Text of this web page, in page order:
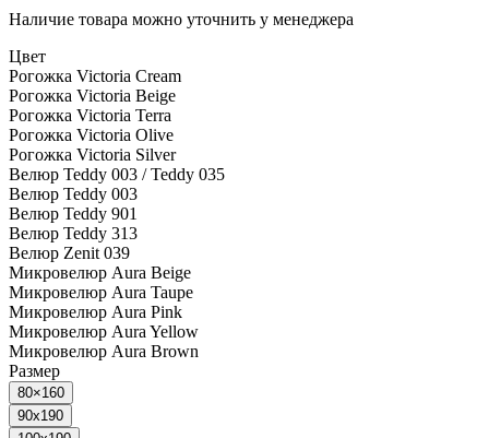
Наличие товара можно уточнить у менеджера
Цвет
Рогожка Viсtoria Cream
Рогожка Viсtoria Beige
Рогожка Viсtoria Terra
Рогожка Viсtoria Olive
Рогожка Viсtoria Silver
Велюр Teddy 003 / Teddy 035
Велюр Teddy 003
Велюр Teddy 901
Велюр Teddy 313
Велюр Zenit 039
Микровелюр Aura Beige
Микровелюр Aura Taupe
Микровелюр Aura Pink
Микровелюр Aura Yellow
Микровелюр Aura Brown
Размер
80×160
90x190